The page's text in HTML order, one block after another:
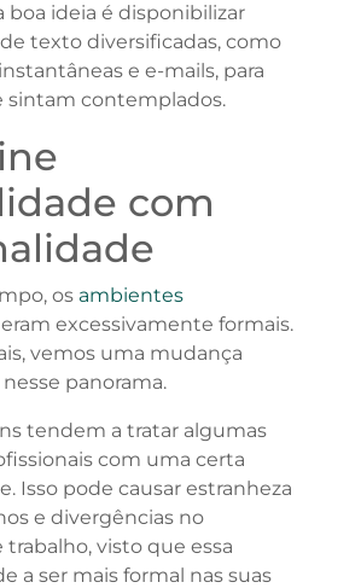
boa ideia é disponibilizar
texto diversificadas, como
e e-mails, para
sintam contemplados.
com
os ambientes
excessivamente formais.
vemos uma mudança
panorama.
tendem a tratar algumas
com uma certa
Isso pode causar estranheza
e divergências no
visto que essa
a ser mais formal nas suas